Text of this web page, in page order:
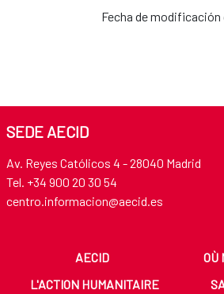
Fecha de
SEDE AECID
Av. Reyes Católicos 4 - 28040 Madrid
Tel. +34 900 20 30 54​​​​​​​
centro.informacion@aecid.es
AECID
OÙ
L'ACTION HUMANITAIRE